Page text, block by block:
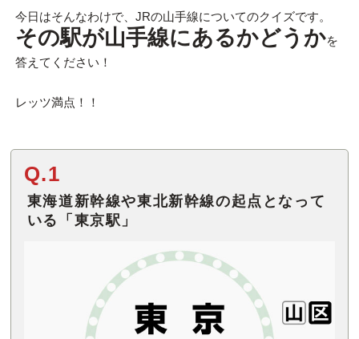
今日はそんなわけで、JRの山手線についてのクイズです。
その駅が山手線にあるかどうかを
答えてください！
レッツ満点！！
Q.1
東海道新幹線や東北新幹線の起点となって
いる「東京駅」